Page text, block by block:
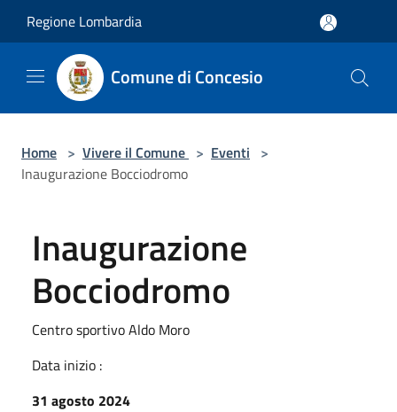
Regione Lombardia
Comune di Concesio
Home > Vivere il Comune > Eventi >
Inaugurazione Bocciodromo
Inaugurazione
Bocciodromo
Centro sportivo Aldo Moro
Data inizio :
31 agosto 2024